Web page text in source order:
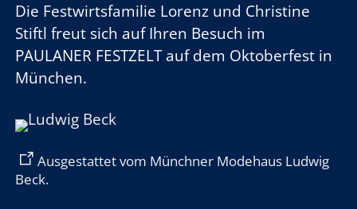
Die Festwirtsfamilie Lorenz und Christine
Stiftl freut sich auf Ihren Besuch im
PAULANER FESTZELTauf dem Oktoberfest in
München.
Ausgestattet vom Münchner Modehaus Ludwig
Beck.